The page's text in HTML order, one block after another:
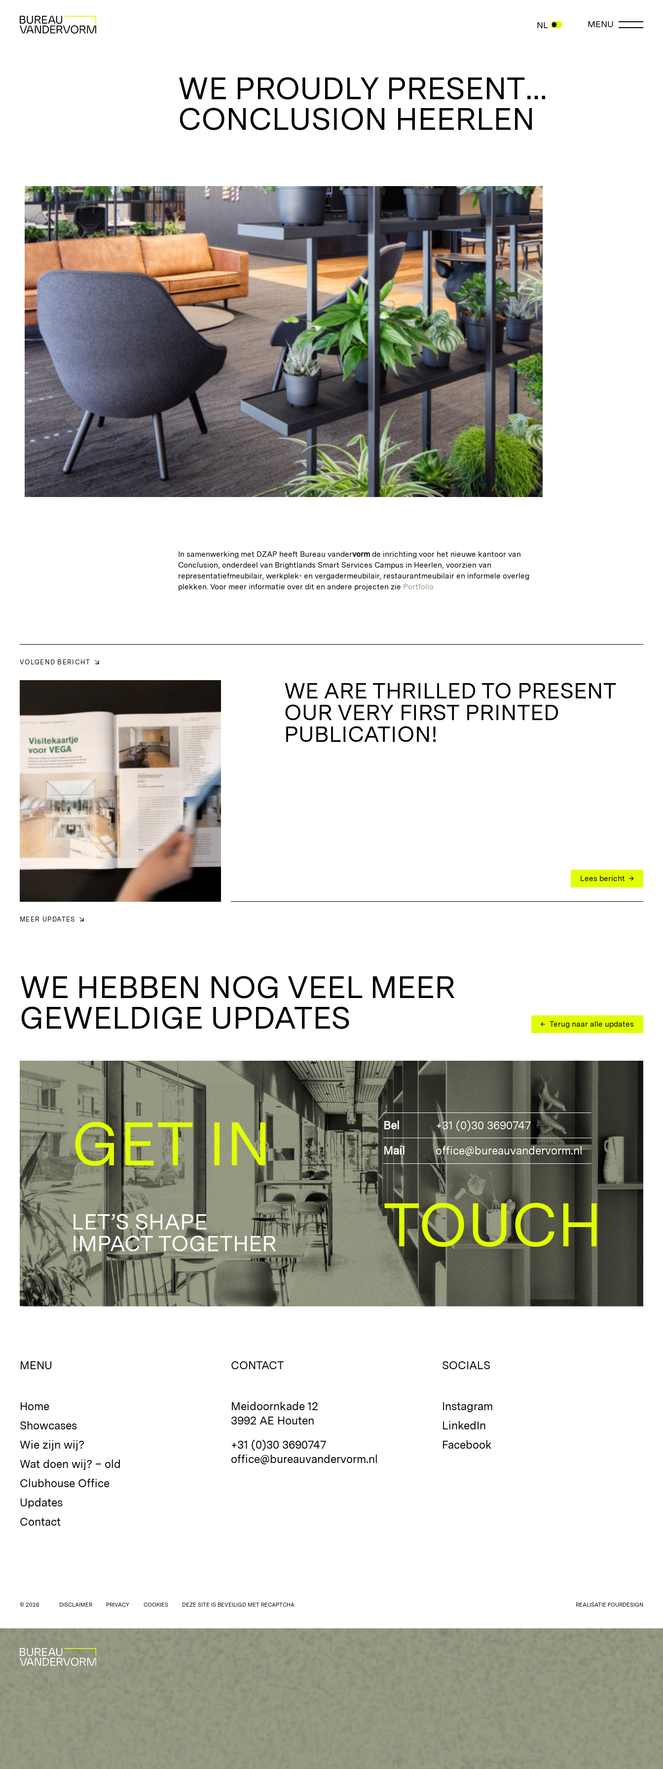
NL MENU
WE PROUDLY PRESENT…
CONCLUSION HEERLEN
In samenwerking met DZAP heeft Bureau vandervorm de inrichting voor het nieuwe kantoor van
Conclusion, onderdeel van Brightlands Smart Services Campus in Heerlen, voorzien van
representatiefmeubilair, werkplek- en vergadermeubilair, restaurantmeubilair en informele overleg
plekken. Voor meer informatie over dit en andere projecten zie Portfolio
VOLGEND BERICHT
WE ARE THRILLED TO PRESENT
OUR VERY FIRST PRINTED
PUBLICATION!
Lees bericht
MEER UPDATES
WE HEBBEN NOG VEEL MEER
GEWELDIGE UPDATES
Terug naar alle updates
GET IN
LET’S SHAPE
IMPACT TOGETHER
Bel
+31 (0)30 3690747
Mail
office@bureauvandervorm.nl
TOUCH
MENU
Home
Showcases
Wie zijn wij?
Wat doen wij? – old
Clubhouse Office
Updates
Contact
CONTACT
Meidoornkade 12
3992 AE Houten
+31 (0)30 3690747
office@bureauvandervorm.nl
SOCIALS
Instagram
LinkedIn
Facebook
© 2026 DISCLAIMER PRIVACY COOKIES DEZE SITE IS BEVEILIGD MET RECAPTCHA REALISATIE FOURDESIGN